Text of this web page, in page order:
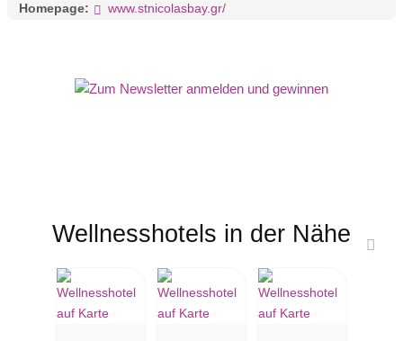
Homepage: www.stnicolasbay.gr/
Wellnesshotels in der Nähe